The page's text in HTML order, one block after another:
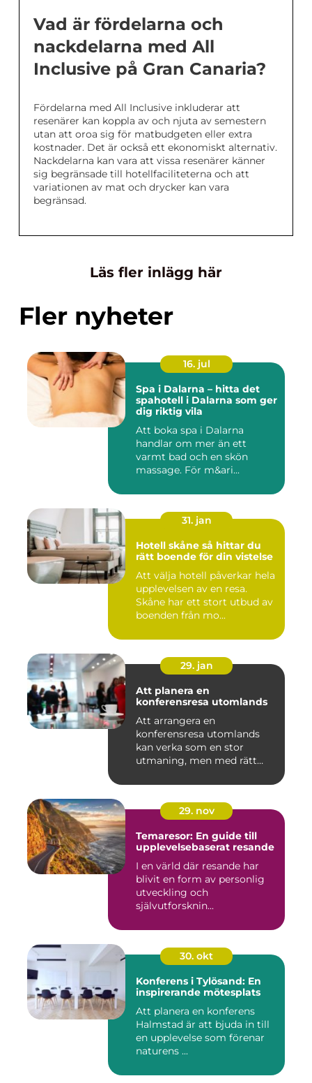
Vad är fördelarna och
nackdelarna med All
Inclusive på Gran Canaria?
Fördelarna med All Inclusive inkluderar att
resenärer kan koppla av och njuta av semestern
utan att oroa sig för matbudgeten eller extra
kostnader. Det är också ett ekonomiskt alternativ.
Nackdelarna kan vara att vissa resenärer känner
sig begränsade till hotellfaciliteterna och att
variationen av mat och drycker kan vara
begränsad.
Läs fler inlägg här
Fler nyheter
16. jul
Spa i Dalarna – hitta det
spahotell i Dalarna som ger
dig riktig vila
Att boka spa i Dalarna
handlar om mer än ett
varmt bad och en skön
massage. För m&ari...
31. jan
Hotell skåne så hittar du
rätt boende för din vistelse
Att välja hotell påverkar hela
upplevelsen av en resa.
Skåne har ett stort utbud av
boenden från mo...
29. jan
Att planera en
konferensresa utomlands
Att arrangera en
konferensresa utomlands
kan verka som en stor
utmaning, men med rätt
29. nov
Temaresor: En guide till
upplevelsebaserat resande
I en värld där resande har
blivit en form av personlig
utveckling och
självutforsknin...
30. okt
Konferens i Tylösand: En
inspirerande mötesplats
Att planera en konferens
Halmstad är att bjuda in till
en upplevelse som förenar
naturens ...